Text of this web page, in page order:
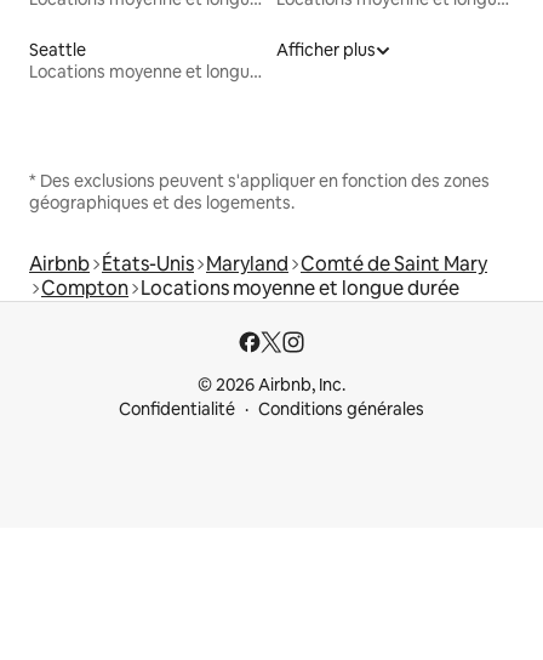
Seattle
Locations moyenne et longue durée
Afficher plus
* Des exclusions peuvent s'appliquer en fonction des zones
géographiques et des logements.
Airbnb États-Unis Maryland Comté de Saint Mary
Compton Locations moyenne et longue durée
© 2026 Airbnb, Inc.
Confidentialité
Conditions générales